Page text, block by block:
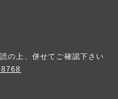
上、併せてご確認下さい